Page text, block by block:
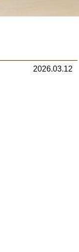
2026.03.12